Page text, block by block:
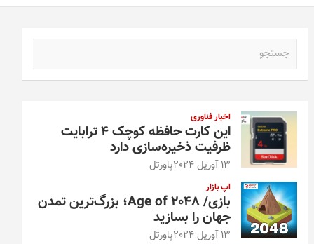
اخبار فناوری
این کارت حافظه کوچک ۴ ترابایت
ظرفیت ذخیره‌سازی دارد
13 آوریل 2024 پاورتل
اپ بازار
بازی/ Age of 2048؛ بزرگ‌ترین تمدن
جهان را بسازید
13 آوریل 2024 پاورتل